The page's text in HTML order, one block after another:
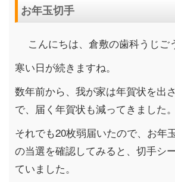
お年玉切手
こんにちは、倉敷の歯科うじご
寒い日が続きますね。
数年前から、我が家は年賀状を出
で、届く年賀状も減ってきました。
それでも20枚弱届いたので、お年
の当選を確認してみると、切手シ
ていました。